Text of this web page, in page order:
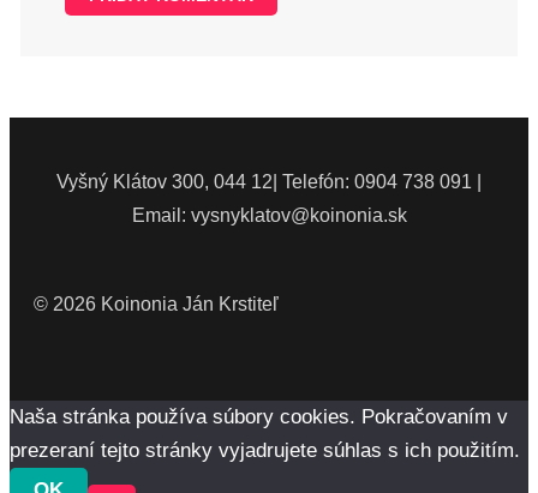
Vyšný Klátov 300, 044 12| Telefón: 0904 738 091 |
Email: vysnyklatov@koinonia.sk
© 2026 Koinonia Ján Krstiteľ
Naša stránka používa súbory cookies. Pokračovaním v
prezeraní tejto stránky vyjadrujete súhlas s ich použitím.